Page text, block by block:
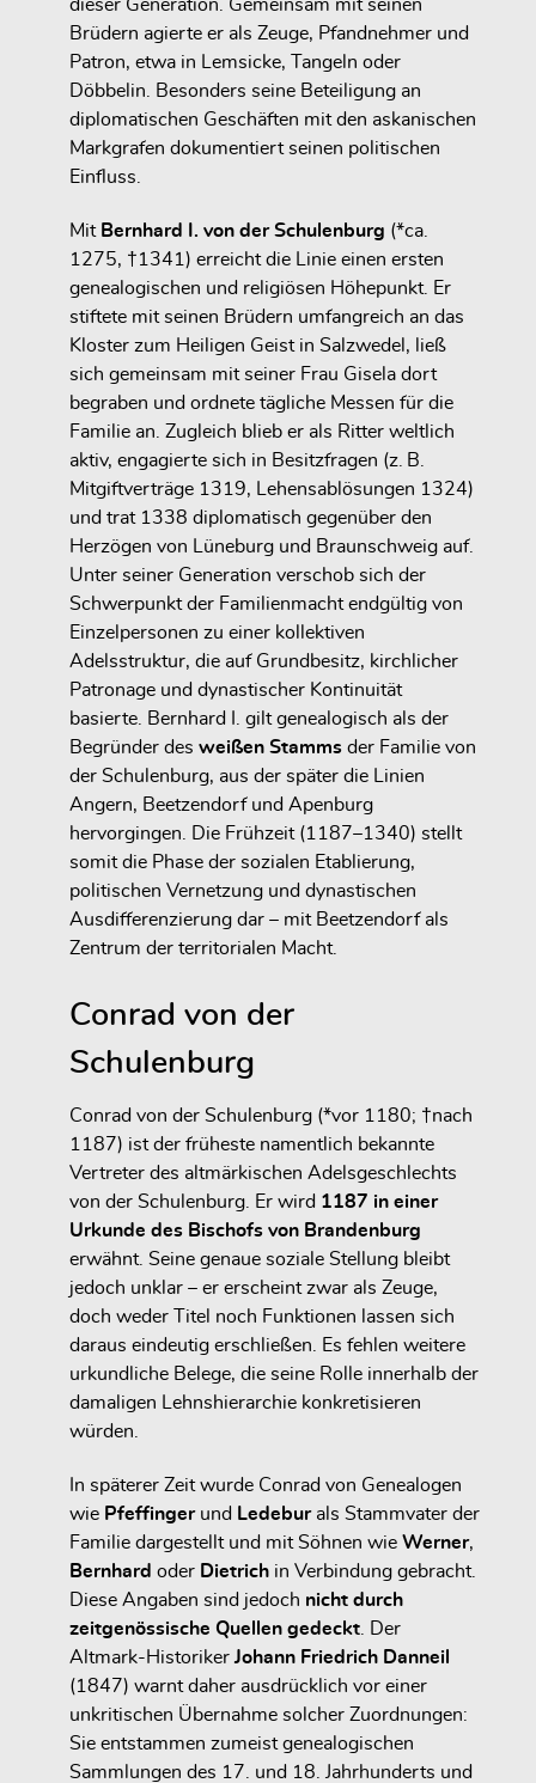
dieser Generation. Gemeinsam mit seinen
Brüdern agierte er als Zeuge, Pfandnehmer und
Patron, etwa in Lemsicke, Tangeln oder
Döbbelin. Besonders seine Beteiligung an
diplomatischen Geschäften mit den askanischen
Markgrafen dokumentiert seinen politischen
Einfluss.
Mit Bernhard I. von der Schulenburg (*ca.
1275, †1341) erreicht die Linie einen ersten
genealogischen und religiösen Höhepunkt. Er
stiftete mit seinen Brüdern umfangreich an das
Kloster zum Heiligen Geist in Salzwedel, ließ
sich gemeinsam mit seiner Frau Gisela dort
begraben und ordnete tägliche Messen für die
Familie an. Zugleich blieb er als Ritter weltlich
aktiv, engagierte sich in Besitzfragen (z. B.
Mitgiftverträge 1319, Lehensablösungen 1324)
und trat 1338 diplomatisch gegenüber den
Herzögen von Lüneburg und Braunschweig auf.
Unter seiner Generation verschob sich der
Schwerpunkt der Familienmacht endgültig von
Einzelpersonen zu einer kollektiven
Adelsstruktur, die auf Grundbesitz, kirchlicher
Patronage und dynastischer Kontinuität
basierte. Bernhard I. gilt genealogisch als der
Begründer des weißen Stamms der Familie von
der Schulenburg, aus der später die Linien
Angern, Beetzendorf und Apenburg
hervorgingen. Die Frühzeit (1187–1340) stellt
somit die Phase der sozialen Etablierung,
politischen Vernetzung und dynastischen
Ausdifferenzierung dar – mit Beetzendorf als
Zentrum der territorialen Macht.
Conrad von der
Schulenburg
Conrad von der Schulenburg (*vor 1180; †nach
1187) ist der früheste namentlich bekannte
Vertreter des altmärkischen Adelsgeschlechts
von der Schulenburg. Er wird 1187 in einer
Urkunde des Bischofs von Brandenburg
erwähnt. Seine genaue soziale Stellung bleibt
jedoch unklar – er erscheint zwar als Zeuge,
doch weder Titel noch Funktionen lassen sich
daraus eindeutig erschließen. Es fehlen weitere
urkundliche Belege, die seine Rolle innerhalb der
damaligen Lehnshierarchie konkretisieren
würden.
In späterer Zeit wurde Conrad von Genealogen
wie Pfeffingerund Ledeburals Stammvater der
Familie dargestellt und mit Söhnen wie Werner,
Bernhard oder Dietrich in Verbindung gebracht.
Diese Angaben sind jedoch nicht durch
zeitgenössische Quellen gedeckt . Der
Altmark-Historiker Johann Friedrich Danneil
(1847) warnt daher ausdrücklich vor einer
unkritischen Übernahme solcher Zuordnungen:
Sie entstammen zumeist genealogischen
Sammlungen des 17. und 18. Jahrhunderts und